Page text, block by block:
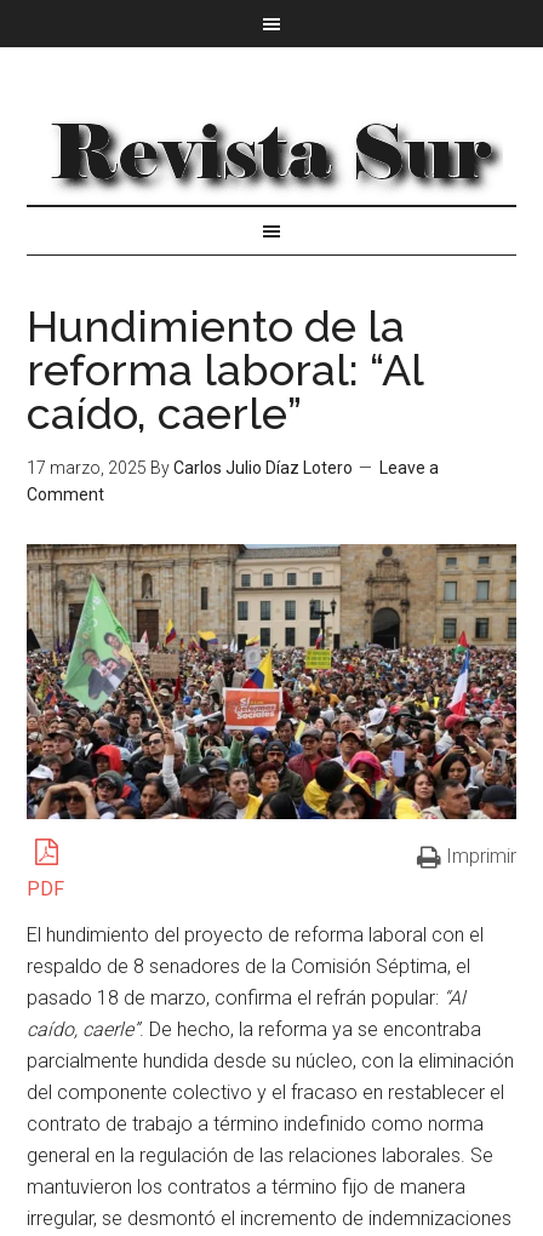
Hundimiento de la
reforma laboral: “Al
caído, caerle”
17 marzo, 2025 ByCarlos Julio Díaz Lotero
Leave a
Comment
PDF
Imprimir
El hundimiento del proyecto de reforma laboral con el
respaldo de 8 senadores de la Comisión Séptima, el
pasado 18 de marzo, confirma el refrán popular: “Al
caído, caerle”. De hecho, la reforma ya se encontraba
parcialmente hundida desde su núcleo, con la eliminación
del componente colectivo y el fracaso en restablecer el
contrato de trabajo a término indefinido como norma
general en la regulación de las relaciones laborales. Se
mantuvieron los contratos a término fijo de manera
irregular, se desmontó el incremento de indemnizaciones